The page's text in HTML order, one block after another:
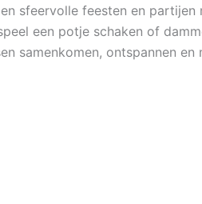
sfeervolle feesten en
een potje schaken of
samenkomen, ontspannen